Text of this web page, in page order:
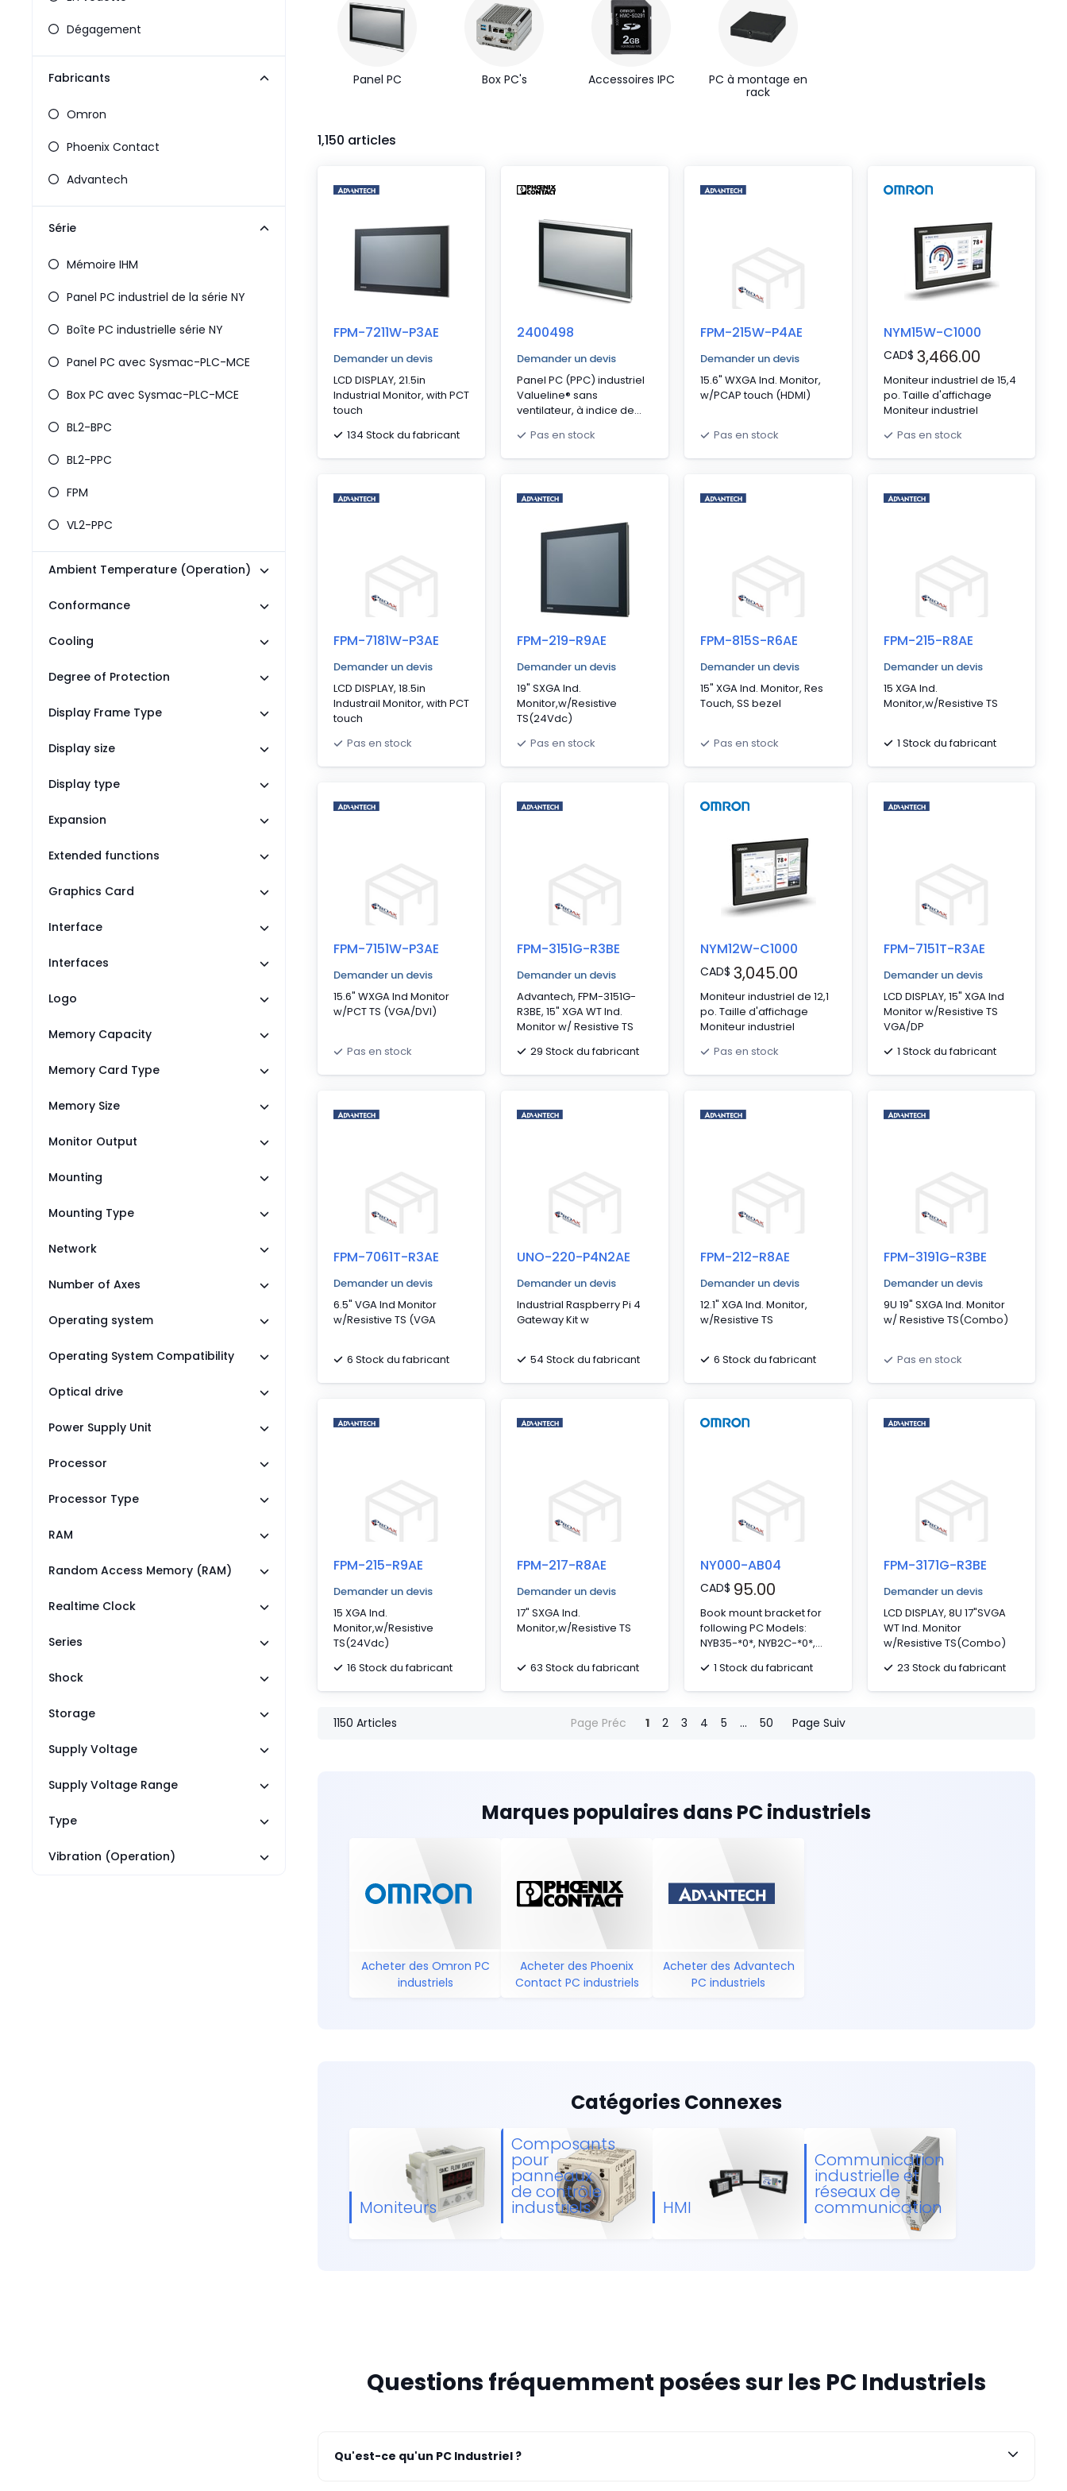
Pneumatiques
Produits d'alimentation
Capteurs et vision industrielle
Blocs terminaux
Promotions
Dégagement
Fabricants
Omron
Phoenix Contact
Advantech
Série
Mémoire IHM
Panel PC industriel de la série NY
Boîte PC industrielle série NY
Panel PC avec Sysmac-PLC-MCE
Box PC avec Sysmac-PLC-MCE
BL2-BPC
BL2-PPC
FPM
VL2-PPC
Ambient Temperature (Operation)
Conformance
Cooling
Degree of Protection
Display Frame Type
Display size
Display type
Expansion
Extended functions
Graphics Card
Interface
Interfaces
Logo
Memory Capacity
Memory Card Type
Memory Size
Monitor Output
Mounting
Mounting Type
Network
Number of Axes
Operating system
Operating System Compatibility
Optical drive
Power Supply Unit
Processor
Processor Type
RAM
Random Access Memory (RAM)
Realtime Clock
Series
Shock
Storage
Supply Voltage
Supply Voltage Range
Type
Vibration (Operation)
Panel PC Box PC's Accessoires IPC
PC à montage en
rack
1,150 articles
FPM-7211W-P3AE
Demander un devis
LCD DISPLAY, 21.5in
Industrial Monitor, with PCT
touch
134 Stock du fabricant
2400498
Demander un devis
Panel PC (PPC) industriel
Valueline® sans
ventilateur, à indice de
processeur Intel® Core™
i3-4010U. Jusqu'à 16 Go de
aux formats HDD et SSD.
ou PCIe disponible en
Pas en stock
FPM-215W-P4AE
Demander un devis
15.6" WXGA Ind. Monitor,
w/PCAP touch (HDMI)
Pas en stock
NYM15W-C1000
CAD$ 3,466.00
Moniteur industriel de 15,4
po. Taille d'affichage
Moniteur industriel
Pas en stock
FPM-7181W-P3AE
Demander un devis
LCD DISPLAY, 18.5in
Industrail Monitor, with PCT
touch
Pas en stock
FPM-219-R9AE
Demander un devis
19" SXGA Ind.
Monitor,w/Resistive
TS(24Vdc)
Pas en stock
FPM-815S-R6AE
Demander un devis
15" XGA Ind. Monitor, Res
Touch, SS bezel
Pas en stock
FPM-215-R8AE
Demander un devis
15 XGA Ind.
Monitor,w/Resistive TS
1 Stock du fabricant
FPM-7151W-P3AE
Demander un devis
15.6" WXGA Ind Monitor
w/PCT TS (VGA/DVI)
Pas en stock
FPM-3151G-R3BE
Demander un devis
Advantech, FPM-3151G-
R3BE, 15" XGA WT Ind.
Monitor w/ Resistive TS
29 Stock du fabricant
NYM12W-C1000
CAD$ 3,045.00
Moniteur industriel de 12,1
po. Taille d'affichage
Moniteur industriel
Pas en stock
FPM-7151T-R3AE
Demander un devis
LCD DISPLAY, 15" XGA Ind
Monitor w/Resistive TS
VGA/DP
1 Stock du fabricant
FPM-7061T-R3AE
Demander un devis
6.5" VGA Ind Monitor
w/Resistive TS (VGA
6 Stock du fabricant
UNO-220-P4N2AE
Demander un devis
Industrial Raspberry Pi 4
Gateway Kit w
54 Stock du fabricant
FPM-212-R8AE
Demander un devis
12.1" XGA Ind. Monitor,
w/Resistive TS
6 Stock du fabricant
FPM-3191G-R3BE
Demander un devis
9U 19" SXGA Ind. Monitor
w/ Resistive TS(Combo)
Pas en stock
FPM-215-R9AE
Demander un devis
15 XGA Ind.
Monitor,w/Resistive
TS(24Vdc)
16 Stock du fabricant
FPM-217-R8AE
Demander un devis
17" SXGA Ind.
Monitor,w/Resistive TS
63 Stock du fabricant
NY000-AB04
CAD$ 95.00
Book mount bracket for
following PC Models:
NYB35-*0*, NYB2C-*0*,
1 Stock du fabricant
FPM-3171G-R3BE
Demander un devis
LCD DISPLAY, 8U 17"SVGA
WT Ind. Monitor
w/Resistive TS(Combo)
23 Stock du fabricant
1150 Articles Page Préc 1 2 3 4 5 ... 50 Page Suiv
Marques populaires dans PC industriels
Acheter des Omron PC
industriels
Acheter des Phoenix
Contact PC industriels
Acheter des Advantech
PC industriels
Catégories Connexes
Moniteurs
Composants
pour
panneaux
de contrôle
industriels HMI
Communication
industrielle et
réseaux de
communication
Questions fréquemment posées sur les PC Industriels
Qu'est-ce qu'un PC Industriel ?